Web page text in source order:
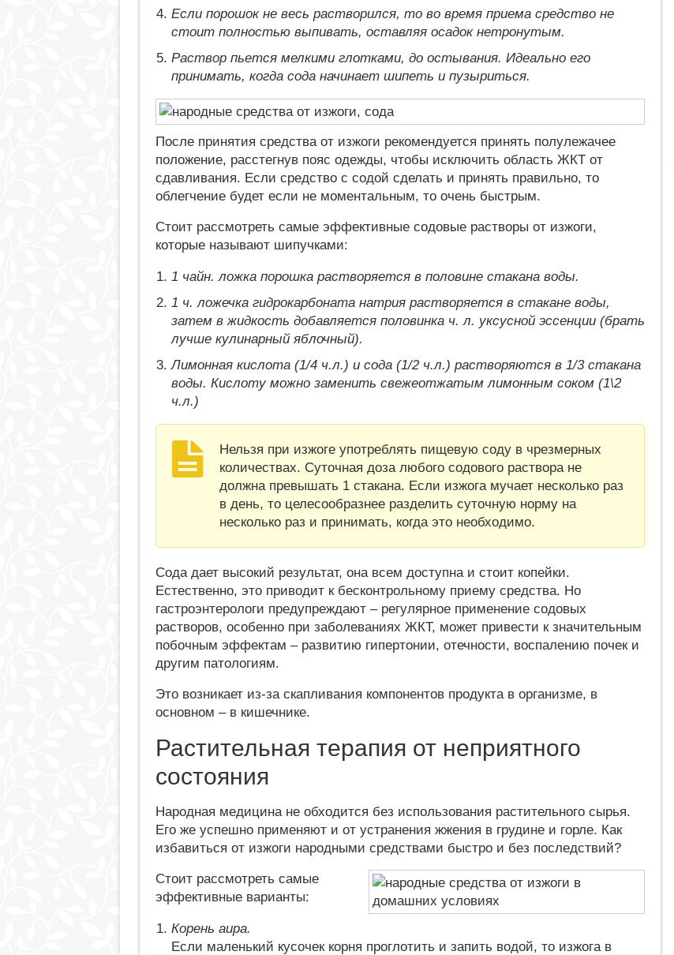
Если порошок не весь растворился, то во время приема средство не
стоит полностью выпивать, оставляя осадок нетронутым.
Раствор пьется мелкими глотками, до остывания. Идеально его
принимать, когда сода начинает шипеть и пузыриться.
После принятия средства от изжоги рекомендуется принять полулежачее
положение, расстегнув пояс одежды, чтобы исключить область ЖКТ от
сдавливания. Если средство с содой сделать и принять правильно, то
облегчение будет если не моментальным, то очень быстрым.
Стоит рассмотреть самые эффективные содовые растворы от изжоги,
которые называют шипучками:
1 чайн. ложка порошка растворяется в половине стакана воды.
1 ч. ложечка гидрокарбоната натрия растворяется в стакане воды,
затем в жидкость добавляется половинка ч. л. уксусной эссенции (брать
лучше кулинарный яблочный).
Лимонная кислота (1/4 ч.л.) и сода (1/2 ч.л.) растворяются в 1/3 стакана
воды. Кислоту можно заменить свежеотжатым лимонным соком (1\2
ч.л.)
Нельзя при изжоге употреблять пищевую соду в чрезмерных
количествах. Суточная доза любого содового раствора не
должна превышать 1 стакана. Если изжога мучает несколько раз
в день, то целесообразнее разделить суточную норму на
несколько раз и принимать, когда это необходимо.
Сода дает высокий результат, она всем доступна и стоит копейки.
Естественно, это приводит к бесконтрольному приему средства. Но
гастроэнтерологи предупреждают – регулярное применение содовых
растворов, особенно при заболеваниях ЖКТ, может привести к значительным
побочным эффектам – развитию гипертонии, отечности, воспалению почек и
другим патологиям.
Это возникает из-за скапливания компонентов продукта в организме, в
основном – в кишечнике.
Растительная терапия от неприятного
состояния
Народная медицина не обходится без использования растительного сырья.
Его же успешно применяют и от устранения жжения в грудине и горле. Как
избавиться от изжоги народными средствами быстро и без последствий?
Стоит рассмотреть самые
эффективные варианты:
Корень аира.
Если маленький кусочек корня проглотить и запить водой, то изжога в